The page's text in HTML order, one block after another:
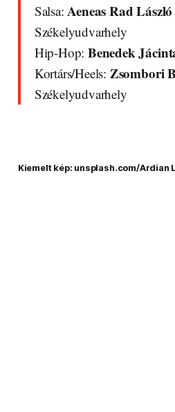
Salsa: Aeneas Rad László
Székelyudvarhely
Hip-Hop: Benedek
Kortárs/Heels: Zsombori
Székelyudvarhely
Kiemelt kép: unsplash.com/Ardian